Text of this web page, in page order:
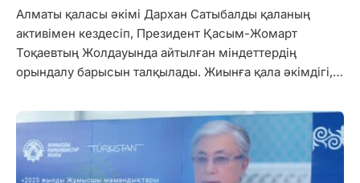
Алматы қаласы әкімі Дархан Сатыбалды қаланың
активімен кездесіп, Президент Қасым-Жомарт
Тоқаевтың Жолдауында айтылған міндеттердің
орындалу барысын талқылады. Жиынға қала әкімдігі,…